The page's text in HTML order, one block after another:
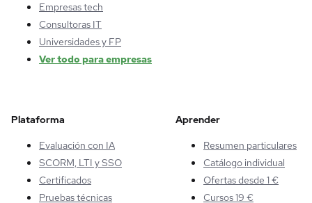
Empresas tech
Consultoras IT
Universidades y FP
Ver todo para empresas
Plataforma
Evaluación con IA
SCORM, LTI y SSO
Certificados
Pruebas técnicas
Aprender
Resumen particulares
Catálogo individual
Ofertas desde 1 €
Cursos 19 €